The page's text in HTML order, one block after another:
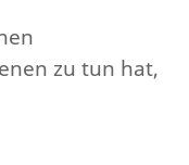
zu tun hat,